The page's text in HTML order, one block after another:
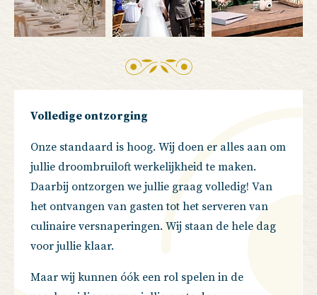
Volledige ontzorging
Onze standaard is hoog. Wij doen er alles aan om
jullie droombruiloft werkelijkheid te maken.
Daarbij ontzorgen we jullie graag volledig! Van
het ontvangen van gasten tot het serveren van
culinaire versnaperingen. Wij staan de hele dag
voor jullie klaar.
Maar wij kunnen óók een rol spelen in de